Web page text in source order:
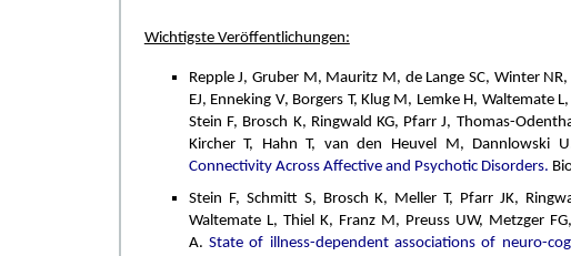
Wichtigste Veröffentlichungen:
Repple J, Gruber M, Mauritz M, de Lange SC, Winter
EJ, Enneking V, Borgers T, Klug M, Lemke H, Waltemate
Stein F, Brosch K, Ringwald KG, Pfarr J, Thomas-
Kircher T, Hahn T, van den Heuvel M, Dannlowski
Connectivity Across Affective and Psychotic Disorders.
Stein F, Schmitt S, Brosch K, Meller T, Pfarr JK,
Waltemate L, Thiel K, Franz M, Preuss UW, Metzger
A.State of illness-dependent associations of neuro-